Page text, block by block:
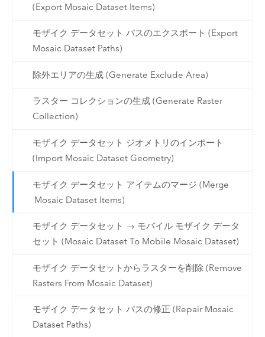
(Export Mosaic Dataset Items)
モザイク データセット パスのエクスポート (Export
Mosaic Dataset Paths)
除外エリアの生成 (Generate Exclude Area)
ラスター コレクションの生成 (Generate Raster
Collection)
モザイク データセット ジオメトリのインポート
(Import Mosaic Dataset Geometry)
モザイク データセット アイテムのマージ (Merge
Mosaic Dataset Items)
モザイク データセット → モバイル モザイク データ
セット (Mosaic Dataset To Mobile Mosaic Dataset)
モザイク データセットからラスターを削除 (Remove
Rasters From Mosaic Dataset)
モザイク データセット パスの修正 (Repair Mosaic
Dataset Paths)